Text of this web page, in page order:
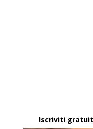
Iscriviti